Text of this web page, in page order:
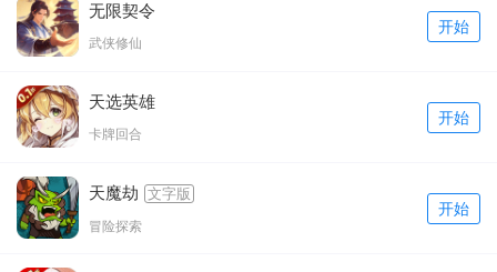
无限契令
武侠修仙
开始
天选英雄
卡牌回合
开始
天魔劫 文字版
冒险探索
开始